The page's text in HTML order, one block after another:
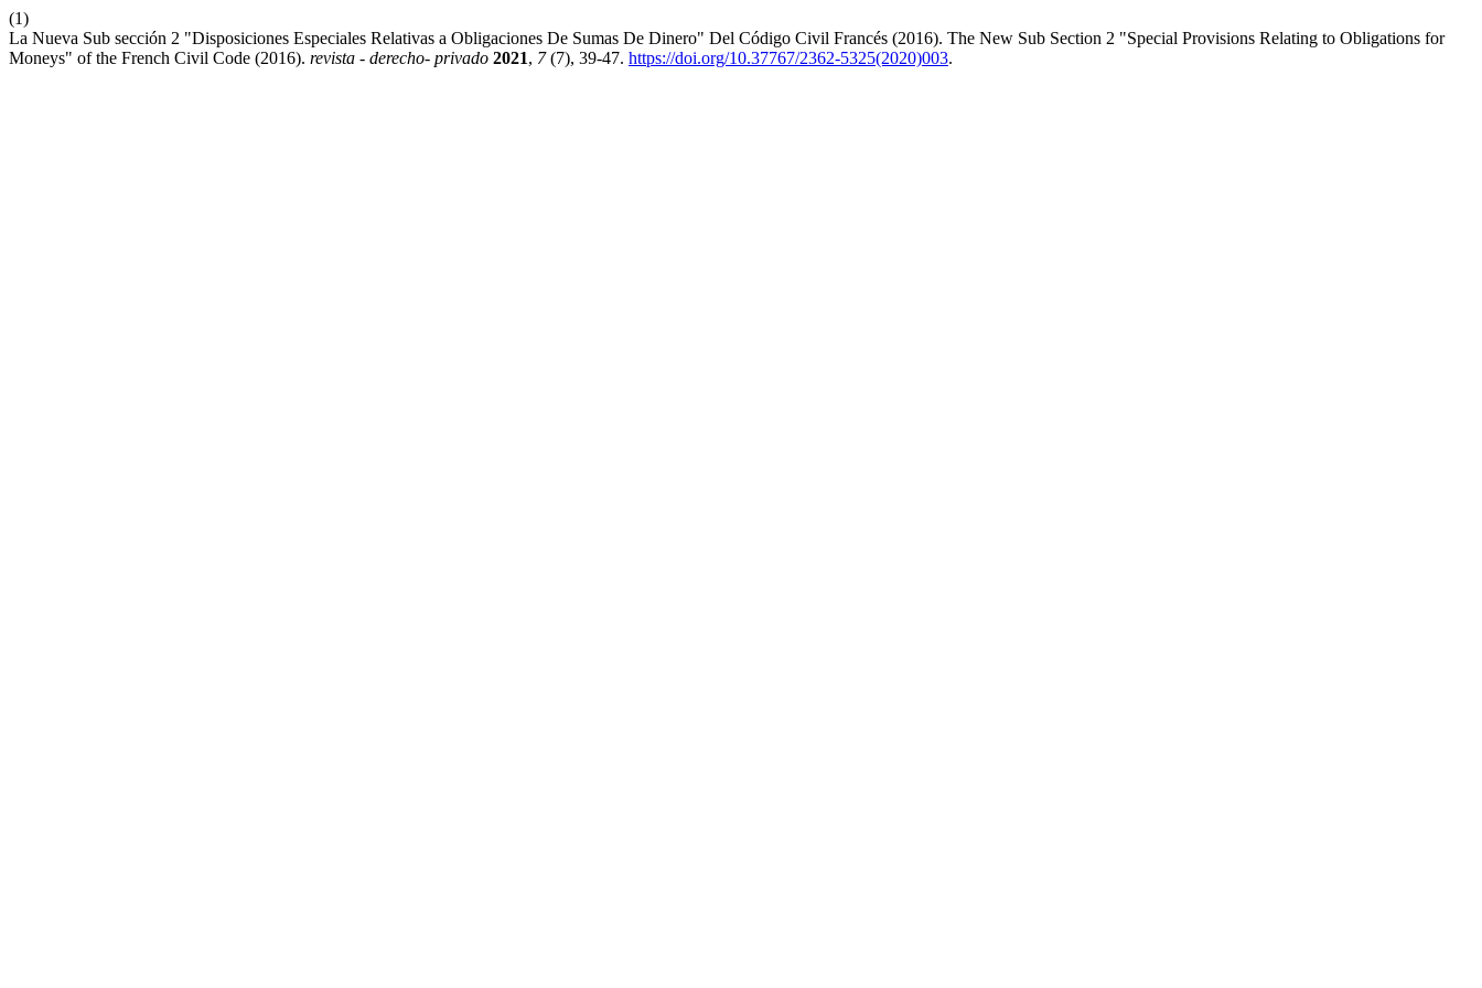
(1)
La Nueva Sub sección 2 "Disposiciones Especiales Relativas a Obligaciones De Sumas De Dinero" Del Código Civil Francés (2016). The New Sub Section 2 "Special Provisions Relating to Obligations for
Moneys" of the French Civil Code (2016). revista - derecho- privado 2021, 7(7), 39-47. https://doi.org/10.37767/2362-5325(2020)003.